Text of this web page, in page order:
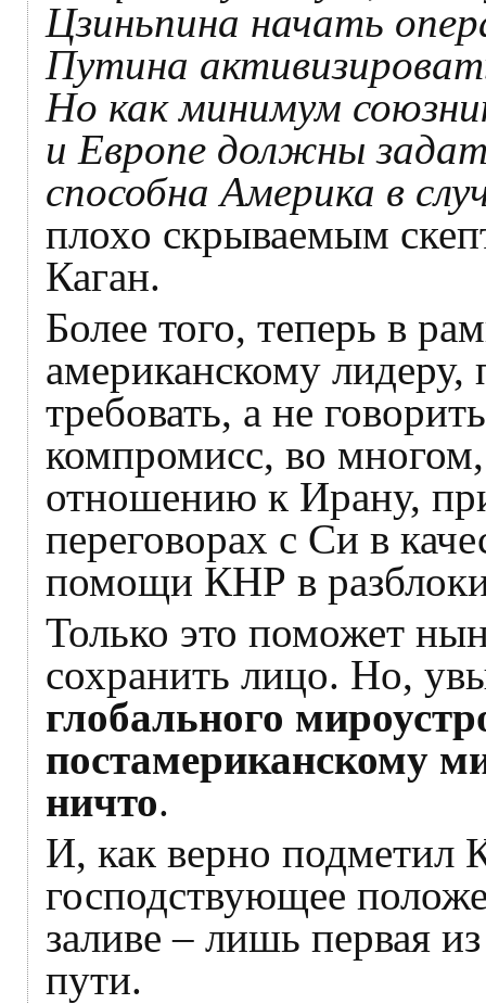
Цзиньпина начать
Путина
Но как минимум
и Европе должны
способна Америка в
плохо скрываемым
Каган.
Более того, теперь в
американскому
требовать, а не
компромисс, во
отношению к Ирану,
переговорах с Си в
помощи КНР в
Только это поможет
сохранить лицо. Но,
глобального
постамериканскому
ничто.
И, как верно подметил
господствующее
заливе – лишь первая
пути.